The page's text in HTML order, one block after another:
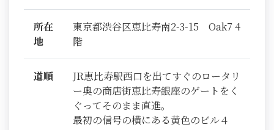
所在
地
東京都渋谷区恵比寿南2-3-15 Oak7 4
階
道順
JR恵比寿駅西口を出てすぐのロータリ
ー奥の商店街恵比寿銀座のゲートをく
ぐってそのまま直進。
最初の信号の横にある黄色のビル４